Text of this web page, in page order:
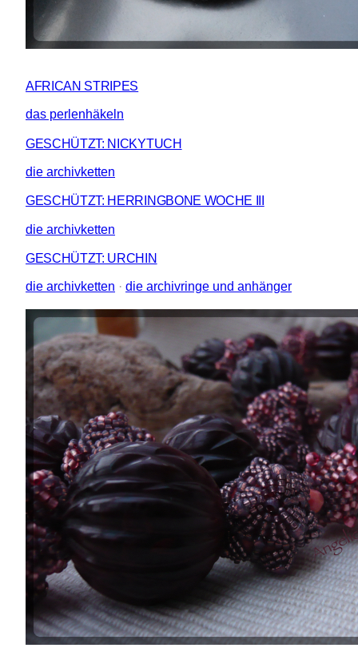
AFRICAN STRIPES
das perlenhäkeln
GESCHÜTZT: NICKYTUCH
die archivketten
GESCHÜTZT: HERRINGBONE WOCHE III
die archivketten
GESCHÜTZT: URCHIN
die archivketten · die archivringe und anhänger